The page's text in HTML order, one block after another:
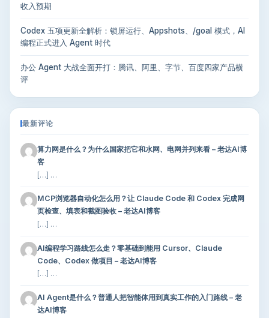
收入预期
Codex 五项更新全解析：锁屏运行、Appshots、/goal 模式，AI
编程正式进入 Agent 时代
办公 Agent 大战全面开打：腾讯、阿里、字节、百度四家产品横
评
最新评论
算力网是什么？为什么国家把它和水网、电网并列来看 – 老达AI博
客
[…] …
MCP浏览器自动化怎么用？让 Claude Code 和 Codex 完成网
页检查、填表和截图验收 – 老达AI博客
[…] …
AI编程学习路线怎么走？零基础到能用 Cursor、Claude
Code、Codex 做项目 – 老达AI博客
[…] …
AI Agent是什么？普通人把智能体用到真实工作的入门路线 – 老
达AI博客